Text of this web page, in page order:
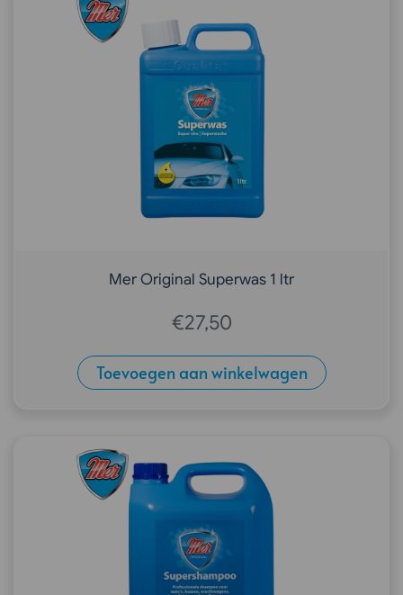
Mer Original Superwas 1 ltr
€27,50
Toevoegen aan winkelwagen